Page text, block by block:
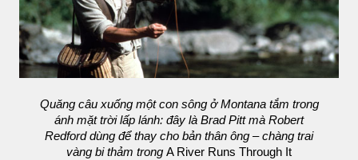
Quăng câu xuống một con sông ở Montana tắm trong
ánh mặt trời lấp lánh: đây là Brad Pitt mà Robert
Redford dùng để thay cho bản thân ông – chàng trai
vàng bi thảm trong A River Runs Through It